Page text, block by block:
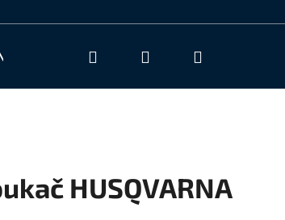
SLUŽBY KONTAKT
Hledat Přihlášení
HUSQVARNA